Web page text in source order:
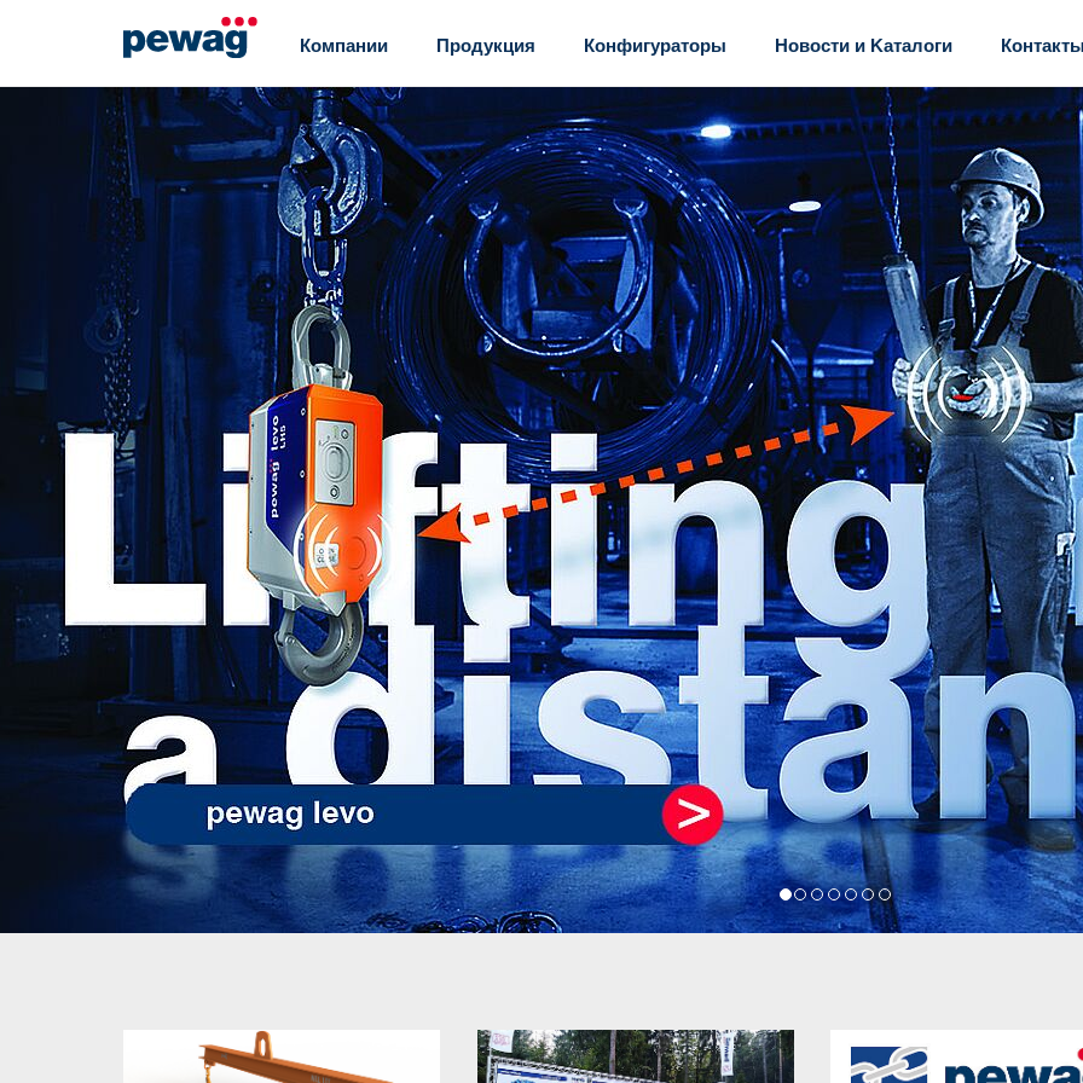
Компании
pewag Россия
Часть pewag group
Продукция
Цепи противоскольжения
Легковые автомобили
4x4 & SUV
Автобусы и транспортные средства хозяйственного назначения
Транспортные средства повышенной проходимости
Специальные транспортные средства
Лесозаготовительная техника
Choker chain systems
Тросовые ролики
Лесные цепи
Гусеницы
Запасные части к bluetrack
…
Строповочная техника
pewag levo hook
Точки подъема profilift
Индивидуальные страховочные средства
Средства для крепления и подъема G12
pewag winner G10 – Lifting & lashing systems
Offshore
pewag winner inox
Подъемные захваты pewag
Подъемные магниты profimag
…
Hero friction
Ковшовые
Скребковые
…
Конфигураторы Новости и Kаталоги
Новости
Kаталоги
pewag
pewag
партнер
1 2 3 4 5 6 7